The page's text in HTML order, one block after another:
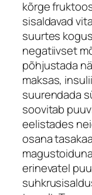
kõrge
sisaldavad
suurtes
negatiivset
põhjustada
maksas,
suurendada
soovitab
eelistades
osana
erinevatel